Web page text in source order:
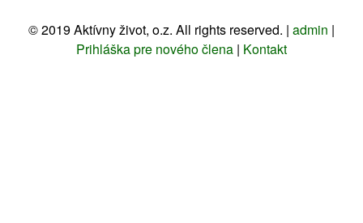
©2019Aktívny život, o.z. All rights reserved. | admin |
Prihláška pre nového člena | Kontakt